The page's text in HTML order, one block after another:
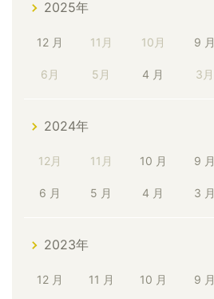
2025年
12 月 11月 10月 9 月
6月 5月 4 月 3月
2024年
12月 11月 10 月 9 月
6 月 5 月 4 月 3 月
2023年
12 月 11 月 10 月 9 月